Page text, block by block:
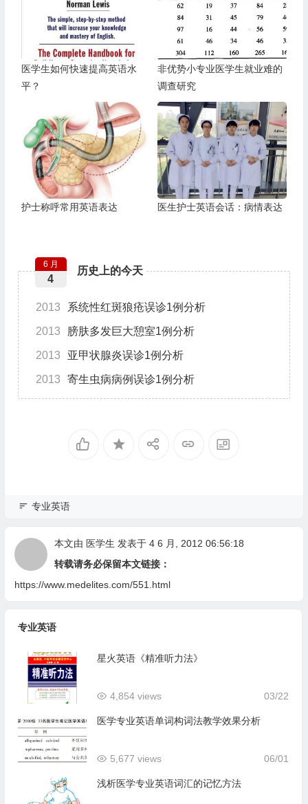
医学生如何快速提高英语水
平？
非优势小专业医学生就业难的
调查研究
护士称呼常用英语表达 医生护士英语会话：病情表达
历史上的今天
6 月
4
2013 系统性红斑狼疮误诊1例分析
2013 膀肤多发巨大憩室1例分析
2013 亚甲状腺炎误诊1例分析
2013 寄生虫病病例误诊1例分析
专业英语
本文由 医学生 发表于 4 6 月, 2012 06:56:18
转载请务必保留本文链接：
https://www.medelites.com/551.html
专业英语
星火英语《精准听力法》
03/22
4,854 views
医学专业英语单词构词法教学效果分析
06/01
5,677 views
浅析医学专业英语词汇的记忆方法